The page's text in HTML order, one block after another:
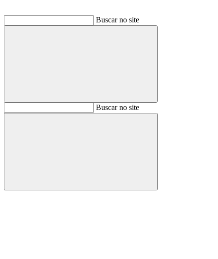
Buscar no site
BuscarBuscar no site
Buscar